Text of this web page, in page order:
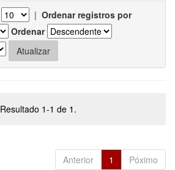
| Ordenar registros por
Ordenar
Resultado 1-1 de 1.
Anterior 1 Póximo